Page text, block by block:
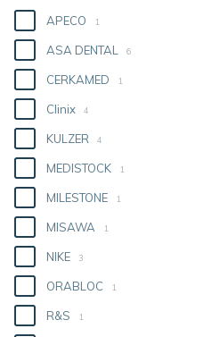
APECO 1
ASA DENTAL 6
CERKAMED 1
Clinix 4
KULZER 4
MEDISTOCK 1
MILESTONE 1
MISAWA 1
NIKE 3
ORABLOC 1
R&S 1